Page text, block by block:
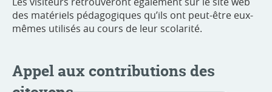
des matériels pédagogiques qu’ils ont peut-être eux-
mêmes utilisés au cours de leur scolarité.
Appel aux contributions des